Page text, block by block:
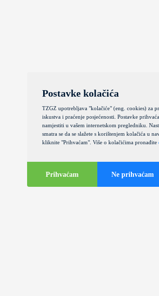
Postavke kolačića
TZGZ upotrebljava "kolačiće" (eng. cookies) za
iskustva i praćenje posjećenosti. Postavke
namjestiti u vašem internetskom pregledniku.
smatra se da se slažete s korištenjem kolačića u
kliknite "Prihvaćam". Više o kolačićima pronađite
Prihvaćam Ne prihvaćam